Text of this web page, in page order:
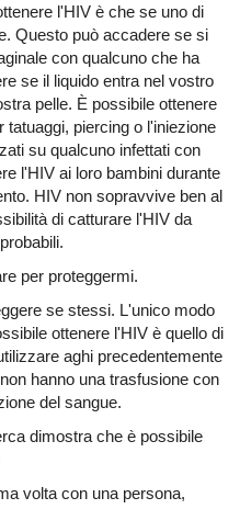
l'HIV è che se uno di
Questo può accadere se si
con qualcuno che ha
se il liquido entra nel vostro
pelle. È possibile ottenere
tatuaggi, piercing o l'iniezione
su qualcuno infettati con
l'HIV ai loro bambini durante
HIV non sopravvive ben al
di catturare l'HIV da
per proteggermi.
se stessi. L'unico modo
ottenere l'HIV è quello di
aghi precedentemente
hanno una trasfusione con
del sangue.
dimostra che è possibile
volta con una persona,